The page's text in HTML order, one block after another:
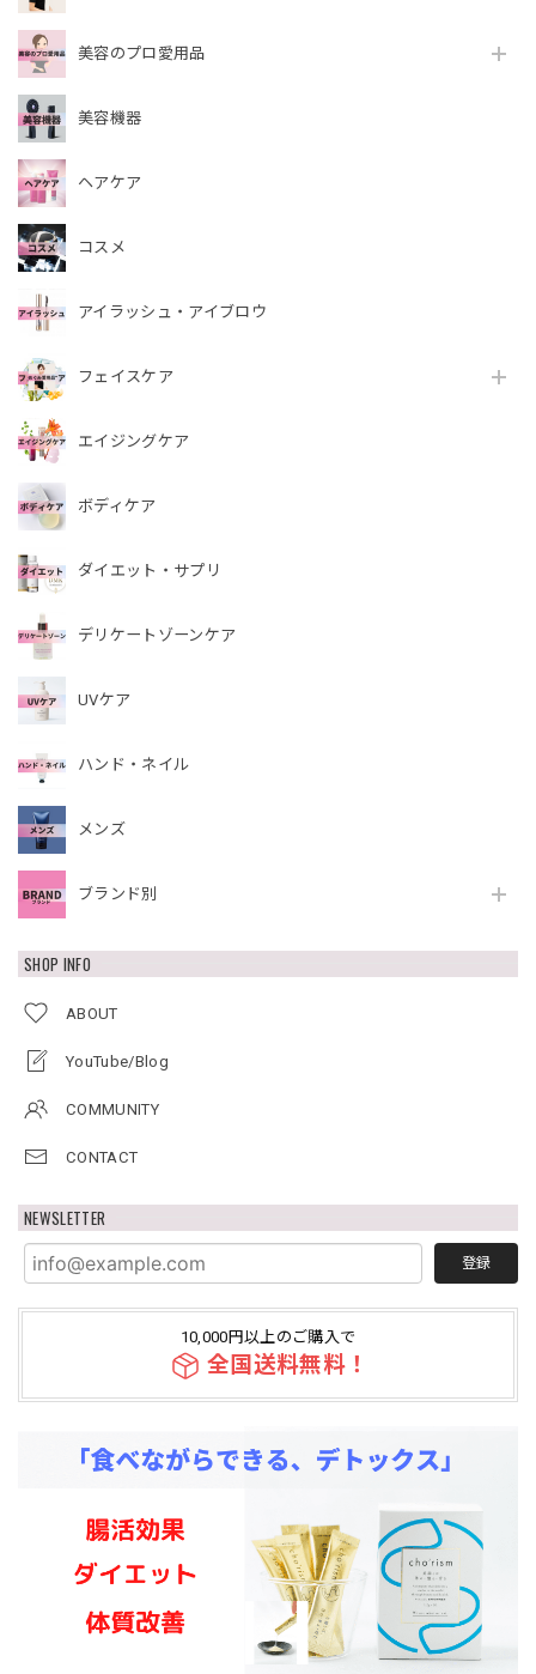
美容のプロ愛用品
美容機器
ヘアケア
コスメ
アイラッシュ・アイブロウ
フェイスケア
エイジングケア
ボディケア
ダイエット・サプリ
デリケートゾーンケア
UVケア
ハンド・ネイル
メンズ
ブランド別
SHOP INFO
ABOUT
YouTube/Blog
COMMUNITY
CONTACT
NEWSLETTER
登録
10,000円以上のご購入で
全国送料無料！